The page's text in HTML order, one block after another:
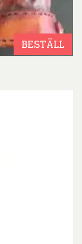
BESTÄLL